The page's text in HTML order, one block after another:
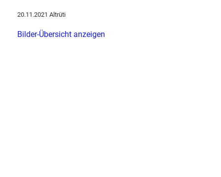
20.11.2021 Altrüti
Bilder-Übersicht anzeigen